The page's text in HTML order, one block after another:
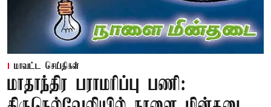
மாவட்ட செய்திகள்
மாதாந்திர பராமரிப்பு பணி: